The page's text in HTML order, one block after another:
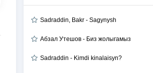
Sadraddin, Bakr - Sagynysh
Абзал Утешов - Биз жолыгамыз
Sadraddin - Kimdi kinalaisyn?